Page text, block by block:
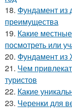
18. Фундамент из
преимущества
19. Какие
посмотреть или
20. Фундамент из
21. Чем
туристов
22. Какие
23. Черенки для